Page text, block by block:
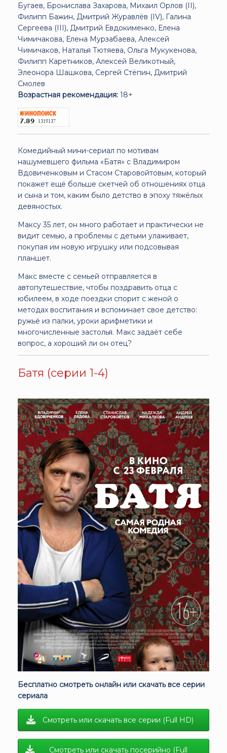
Бугаев, Бронислава Захарова, Михаил Орлов (II),
Филипп Бажин, Дмитрий Журавлёв (IV), Галина
Сергеева (III), Дмитрий Евдокименко, Елена
Чимичакова, Елена Мурзабаева, Алексей
Чимичаков, Наталья Тютяева, Ольга Мукукенова,
Филипп Каретников, Алексей Великотный,
Элеонора Шашкова, Сергей Стёпин, Дмитрий
Смолев
Возрастная рекомендация: 18+
Комедийный мини-сериал по мотивам
нашумевшего фильма «Батя» с Владимиром
Вдовиченковым и Стасом Старовойтовым, который
покажет ещё больше скетчей об отношениях отца
и сына и том, каким было детство в эпоху тяжёлых
девяностых.
Максу 35 лет, он много работает и практически не
видит семью, а проблемы с детьми улаживает,
покупая им новую игрушку или подсовывая
планшет.
Макс вместе с семьей отправляется в
автопутешествие, чтобы поздравить отца с
юбилеем, в ходе поездки спорит с женой о
методах воспитания и вспоминает свое детство:
ружьё из палки, уроки арифметики и
многочисленные застолья. Макс задаёт себе
вопрос, а хороший ли он отец?
Батя (серии 1-4)
Бесплатно смотреть онлайн или скачать все серии
сериала
Смотреть или скачать все серии (Full HD)
Смотреть или скачать посерийно (Full